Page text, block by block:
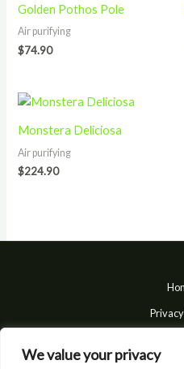
We value your privacy
Golden Pothos Pole
Air purifying
$74.90
Monstera Deliciosa
Air purifying
$224.90